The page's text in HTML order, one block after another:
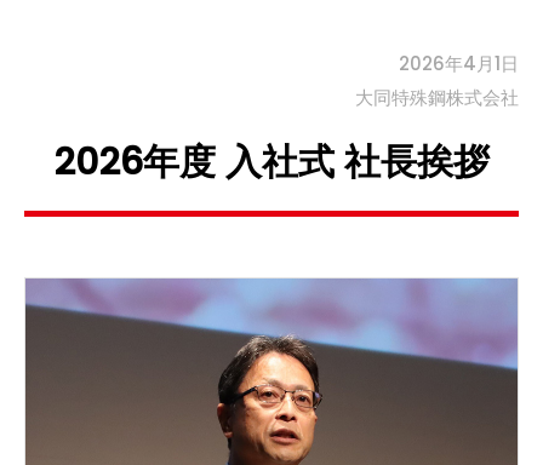
2026年4月1日
⼤同特殊鋼株式会社
2026年度 入社式 社長挨拶